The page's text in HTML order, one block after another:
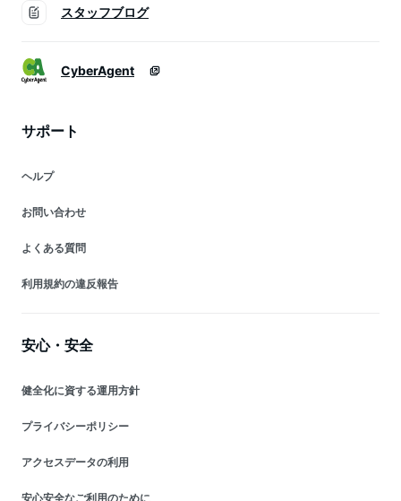
スタッフブログ
CyberAgent
サポート
ヘルプ
お問い合わせ
よくある質問
利用規約の違反報告
安心・安全
健全化に資する運用方針
プライバシーポリシー
アクセスデータの利用
安心安全なご利用のために